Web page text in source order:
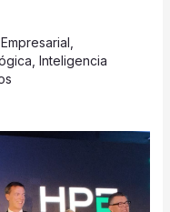
Inteligencia